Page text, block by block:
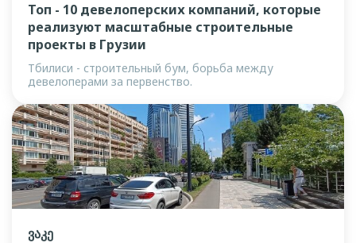
Топ - 10 девелоперских компаний, которые
реализуют масштабные строительные
проекты в Грузии
Тбилиси - строительный бум, борьба между
девелоперами за первенство.
ვაკე